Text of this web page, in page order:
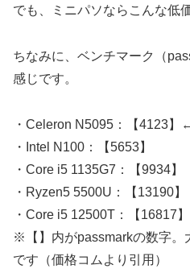
でも、ミニパソならこんな低
ちなみに、ベンチマーク（
感じです。
・Celeron N5095：【4123
・Intel N100：【5653】
・Core i5 1135G7：【9934】
・Ryzen5 5500U：【13190】
・Core i5 12500T：【16817】
※【】内がpassmarkの数字。
です（価格コムより引用）